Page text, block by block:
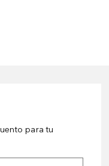
para tu